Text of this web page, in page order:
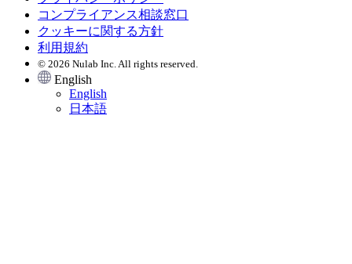
コンプライアンス相談窓口
クッキーに関する方針
利用規約
© 2026 Nulab Inc. All rights reserved.
English
English
日本語